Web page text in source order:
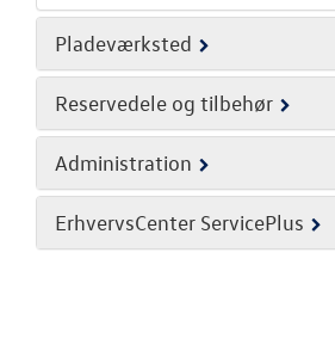
Pladeværksted
Reservedele og tilbehør
Administration
ErhvervsCenter ServicePlus